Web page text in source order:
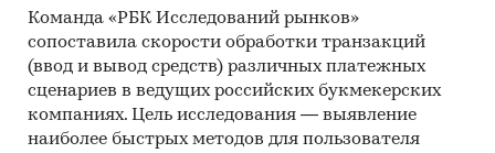
Команда «РБК Исследований рынков»
сопоставила скорости обработки транзакций
(ввод и вывод средств) различных платежных
сценариев в ведущих российских букмекерских
компаниях. Цель исследования — выявление
наиболее быстрых методов для пользователя